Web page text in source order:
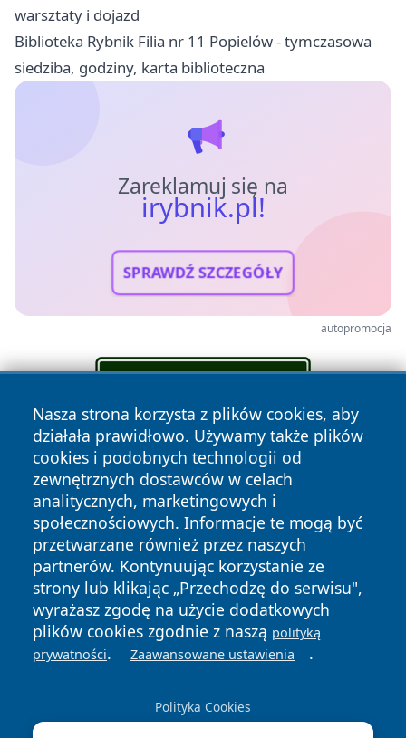
warsztaty i dojazd
Biblioteka Rybnik Filia nr 11 Popielów - tymczasowa
siedziba, godziny, karta biblioteczna
Zareklamuj się na
irybnik.pl!
SPRAWDŹ SZCZEGÓŁY
autopromocja
Nasza strona korzysta z plików cookies, aby
działała prawidłowo. Używamy także plików
cookies i podobnych technologii od
zewnętrznych dostawców w celach
analitycznych, marketingowych i
społecznościowych. Informacje te mogą być
przetwarzane również przez naszych
partnerów. Kontynuując korzystanie ze
strony lub klikając „Przechodzę do serwisu",
wyrażasz zgodę na użycie dodatkowych
plików cookies zgodnie z naszą polityką
prywatności. Zaawansowane ustawienia .
Polityka Cookies
Copyright © 2026 irybnik.pl Wszystkie prawa zastrzeżone.
Polityka
Polityka